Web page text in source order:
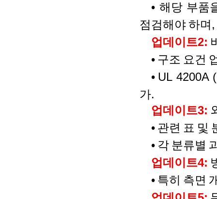
• 해당 부품
점검해야 하며
업데이트2:
• 구조 요건
• UL 4200A (
가.
업데이트3:
• 관련 표 및
• 각 분류별
업데이트4:
• 특히 측면